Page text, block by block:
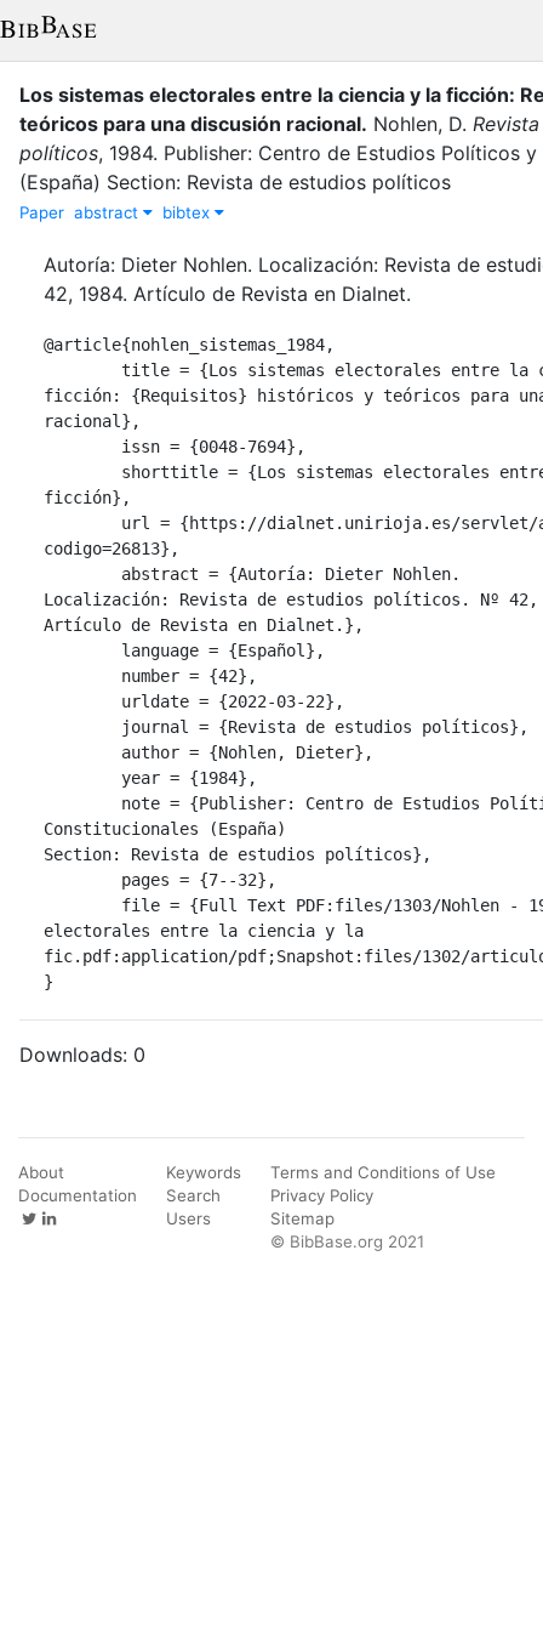
Los sistemas electorales entre la ciencia y la ficción:
teóricos para una discusión racional. Nohlen, D.
políticos, 1984. Publisher: Centro de Estudios Políticos
(España) Section: Revista de estudios políticos
Paper abstract bibtex
Autoría: Dieter Nohlen. Localización: Revista de
42, 1984. Artículo de Revista en Dialnet.
@article{nohlen_sistemas_1984,
ficción: {Requisitos} históricos y teóricos para
racional},
ficción},
codigo=26813},
Localización: Revista de estudios políticos. Nº 42,
Artículo de Revista en Dialnet.},
Constitucionales (España)
Section: Revista de estudios políticos},
electorales entre la ciencia y la
fic.pdf:application/pdf;Snapshot:files/1302/
}
Downloads: 0
About
Documentation
Keywords
Search
Users
Terms and Conditions of Use
Privacy Policy
Sitemap
© BibBase.org 2021